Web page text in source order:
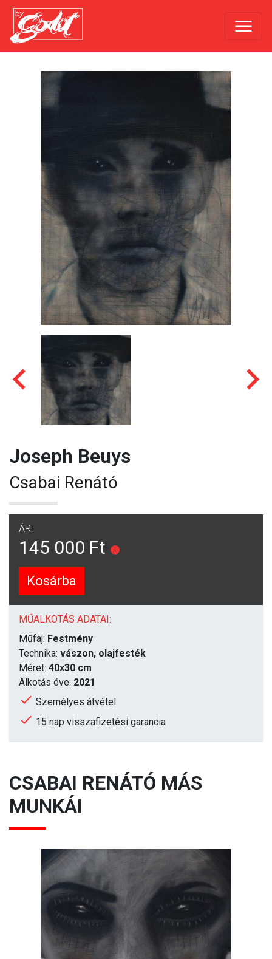
Joseph Beuys
Csabai Renátó
ÁR:
145 000 Ft
Kosárba
MŰALKOTÁS ADATAI:
Műfaj: Festmény
Technika: vászon, olajfesték
Méret: 40x30 cm
Alkotás éve: 2021
Személyes átvétel
15 nap visszafizetési garancia
CSABAI RENÁTÓ MÁS
MUNKÁI